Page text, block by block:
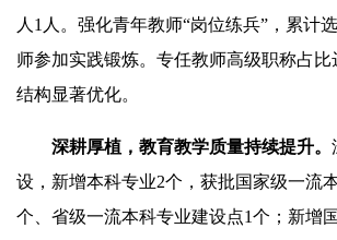
人1人。强化青年教师“岗位练兵”，累计
师参加实践锻炼。专任教师高级职称占比
结构显著优化。
深耕厚植，教育教学质量持续提升。
设，新增本科专业2个，获批国家级一流
个、省级一流本科专业建设点1个；新增